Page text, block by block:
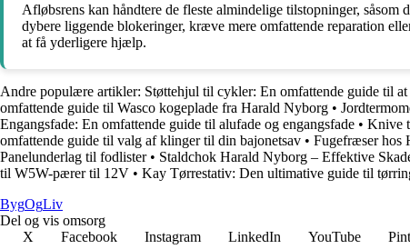
Afløbsrens kan håndtere de fleste almindelige tilstopninger,
dybere liggende blokeringer, kræve mere omfattende reparation
at få yderligere hjælp.
Andre populære artikler: Støttehjul til cykler: En omfattende guide til
omfattende guide til Wasco kogeplade fra Harald Nyborg •
Engangsfade: En omfattende guide til alufade og engangsfade • Knive
omfattende guide til valg af klinger til din bajonetsav • Fugefræser hos
Panelunderlag til fodlister• Staldchok Harald Nyborg – Effektive
til W5W-pærer til 12V • Kay Tørrestativ: Den ultimative guide til
BygOgLiv
Del og vis omsorg
X
Facebook Instagram LinkedIn YouTube